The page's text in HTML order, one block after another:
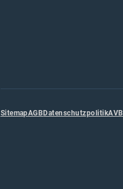
SitemapAGBDatenschutzpolitikAVB